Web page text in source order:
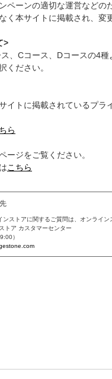
ペーンの適切な運営などの
く本サイトに掲載され、変
>
、Cコース、Dコースの4種
ください。
イトに掲載されているプラ
ら
ージをご覧ください。
こちら
ストアに関するご質問は、オンライン
トア カスタマーセンター
）